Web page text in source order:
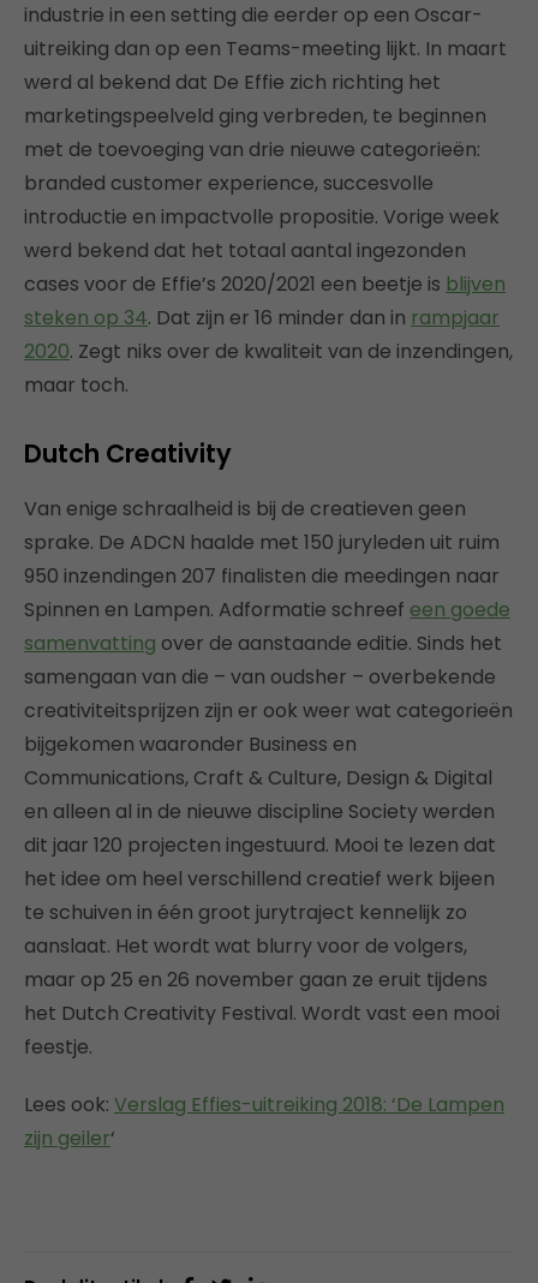
industrie in een setting die eerder op een Oscar-
uitreiking dan op een Teams-meeting lijkt. In maart
werd al bekend dat De Effie zich richting het
marketingspeelveld ging verbreden, te beginnen
met de toevoeging van drie nieuwe categorieën:
branded customer experience, succesvolle
introductie en impactvolle propositie. Vorige week
werd bekend dat het totaal aantal ingezonden
cases voor de Effie’s 2020/2021 een beetje is blijven
steken op 34. Dat zijn er 16 minder dan in rampjaar
2020. Zegt niks over de kwaliteit van de inzendingen,
maar toch.
Dutch Creativity
Van enige schraalheid is bij de creatieven geen
sprake. De ADCN haalde met 150 juryleden uit ruim
950 inzendingen 207 finalisten die meedingen naar
Spinnen en Lampen. Adformatie schreef een goede
samenvatting over de aanstaande editie. Sinds het
samengaan van die – van oudsher – overbekende
creativiteitsprijzen zijn er ook weer wat categorieën
bijgekomen waaronder Business en
Communications, Craft & Culture, Design & Digital
en alleen al in de nieuwe discipline Society werden
dit jaar 120 projecten ingestuurd. Mooi te lezen dat
het idee om heel verschillend creatief werk bijeen
te schuiven in één groot jurytraject kennelijk zo
aanslaat. Het wordt wat blurry voor de volgers,
maar op 25 en 26 november gaan ze eruit tijdens
het Dutch Creativity Festival. Wordt vast een mooi
feestje.
Lees ook: Verslag Effies-uitreiking 2018: ‘De Lampen
zijn geiler‘